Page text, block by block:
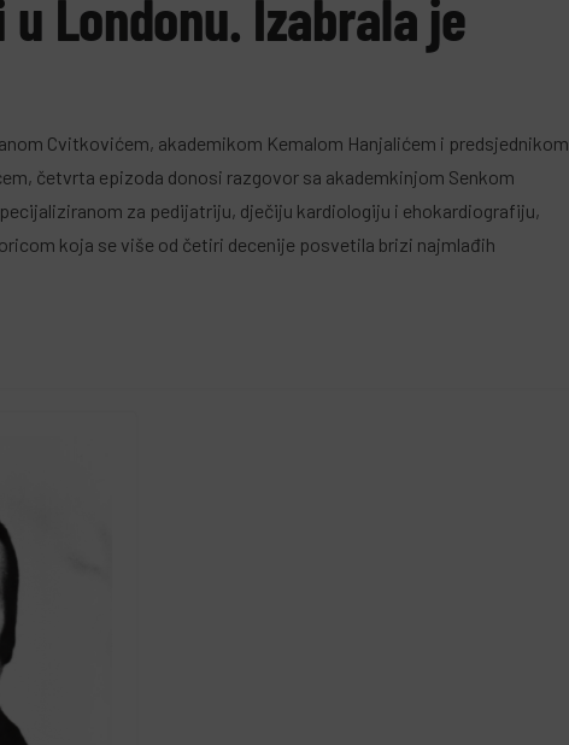
Londonu. Izabrala je
Cvitkovićem, akademikom Kemalom Hanjalićem i predsjednikom
četvrta epizoda donosi razgovor sa akademkinjom Senkom
za pedijatriju, dječiju kardiologiju i ehokardiografiju,
koja se više od četiri decenije posvetila brizi najmlađih